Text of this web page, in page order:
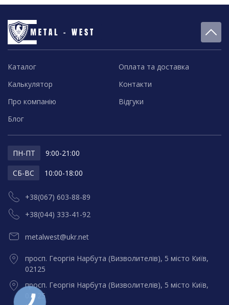
Каталог
Калькулятор
Про компанію
Блог
Оплата та доставка
Контакти
Відгуки
+38(067) 603-88-89
+38(044) 333-41-92
metalwest@ukr.net
ПН-ПТ 9:00-21:00
СБ-ВС 10:00-18:00
просп. Георгія Нарбута (Визволителів), 5 місто Київ,
02125
просп. Георгія Нарбута (Визволителів), 5 місто Київ,
02125
КНОПКА
ЗВ'ЯЗКУ